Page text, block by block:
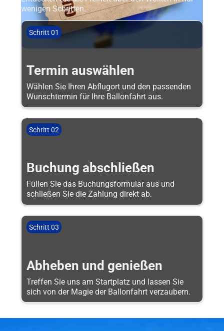
wenigen Schritten.
Schritt 01
Termin auswählen
Wählen Sie Ihren Abflugort und den passenden
Wunschtermin für Ihre Ballonfahrt aus.
Schritt 02
Buchung abschließen
Füllen Sie das Buchungsformular aus und
schließen Sie die Zahlung direkt ab.
Schritt 03
Abheben und genießen
Treffen Sie uns am Startplatz und lassen Sie
sich von der Magie der Ballonfahrt verzaubern.